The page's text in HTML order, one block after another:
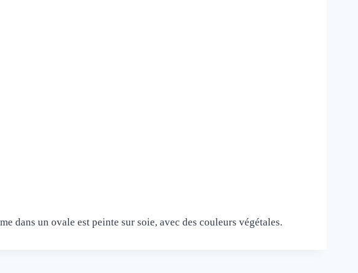
dans un ovale est peinte sur soie, avec des couleurs végétales.